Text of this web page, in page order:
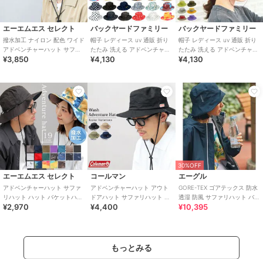
エーエムエス セレクト
撥水加工 ナイロン 配色 ワイド
アドベンチャーハット サファ
リハット アウトドアハット ハ
¥3,850
バックヤードファミリー
帽子 レディース uv 通販 折り
たたみ 洗える アドベンチャー
ハット サファリハット UVカ
¥4,130
バックヤードファミリー
帽子 レディース uv 通販 折り
たたみ 洗える アドベンチャー
ハット サファリハット UVカ
¥4,130
エーエムエス セレクト
アドベンチャーハット サファ
リハット ハット バケットハッ
ト 撥水 帽子 水陸両用 UVカッ
¥2,970
コールマン
アドベンチャーハット アウト
ドアハット サファリハット バ
ケットハット 帽子 カジュアル
¥4,400
30%OFF
エーグル
GORE-TEX ゴアテックス 防水
透湿 防風 サファリハット バケ
ットハット
¥10,395
もっとみる